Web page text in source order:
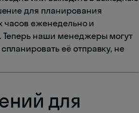
для планирования
часов еженедельно и
Теперь наши менеджеры могут
её отправку, не
для